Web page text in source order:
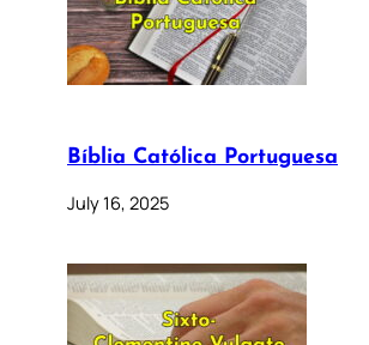
Bíblia Católica Portuguesa
July 16, 2025